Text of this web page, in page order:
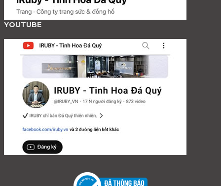
YOUTUBE